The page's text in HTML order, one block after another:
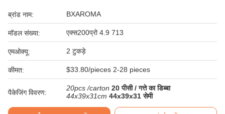
ब्रांड नाम: BXAROMA
मॉडल संख्या: एक्स200प्रो 4.9 713
एमओक्यू: 2 टुकड़े
कीमत: $33.80/pieces 2-28 pieces
पैकेजिंग विवरण:
20pcs /carton 20 पीसी / गत्ते का डिब्बा
44x39x31cm 44x39x31 सेमी